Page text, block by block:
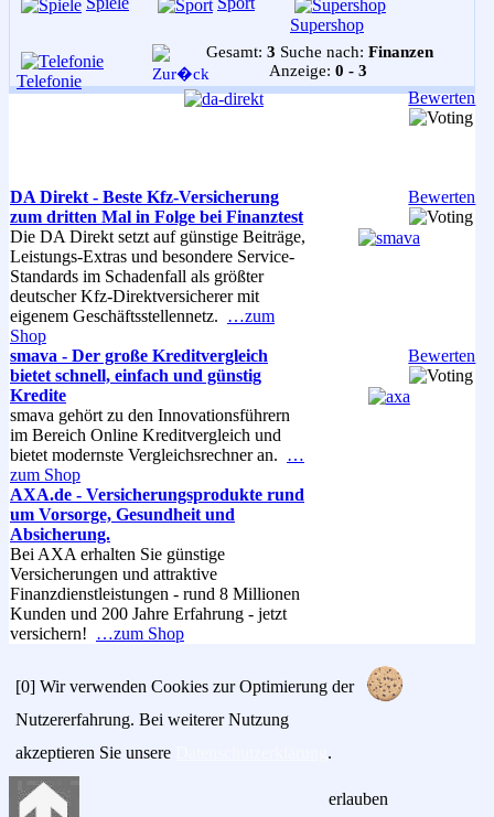
Supershop
Telefonie
Gesamt:3 Suche nach:Finanzen
Anzeige: 0 - 3
Bewerten
DA Direkt - Beste Kfz-Versicherung
zum dritten Mal in Folge bei Finanztest
Die DA Direkt setzt auf günstige Beiträge,
Leistungs-Extras und besondere Service-
Standards im Schadenfall als größter
deutscher Kfz-Direktversicherer mit
eigenem Geschäftsstellennetz. …zum
Shop
Bewerten
smava - Der große Kreditvergleich
bietet schnell, einfach und günstig
Kredite
smava gehört zu den Innovationsführern
im Bereich Online Kreditvergleich und
bietet modernste Vergleichsrechner an. …
zum Shop
Bewerten
AXA.de - Versicherungsprodukte rund
um Vorsorge, Gesundheit und
Absicherung.
Bei AXA erhalten Sie günstige
Versicherungen und attraktive
Finanzdienstleistungen - rund 8 Millionen
Kunden und 200 Jahre Erfahrung - jetzt
versichern! …zum Shop
[0] Wir verwenden Cookies zur Optimierung der
Nutzererfahrung. Bei weiterer Nutzung
akzeptieren Sie unsere
.
erlauben